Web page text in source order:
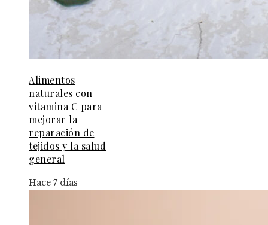
Alimentos
naturales con
vitamina C para
mejorar la
reparación de
tejidos y la salud
general
Hace 7 días